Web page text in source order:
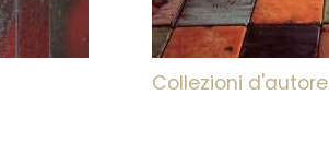
Collezioni d'autore